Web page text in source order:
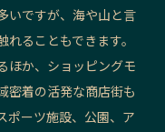
いですが、海や山と言
ることもできます。
ほか、ショッピングモ
密着の活発な商店街も
ポーツ施設、公園、ア